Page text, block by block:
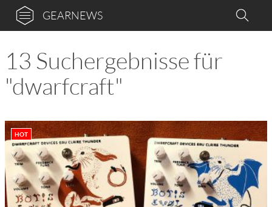
GEARNEWS
13 Suchergebnisse für
"dwarfcraft"
HOT